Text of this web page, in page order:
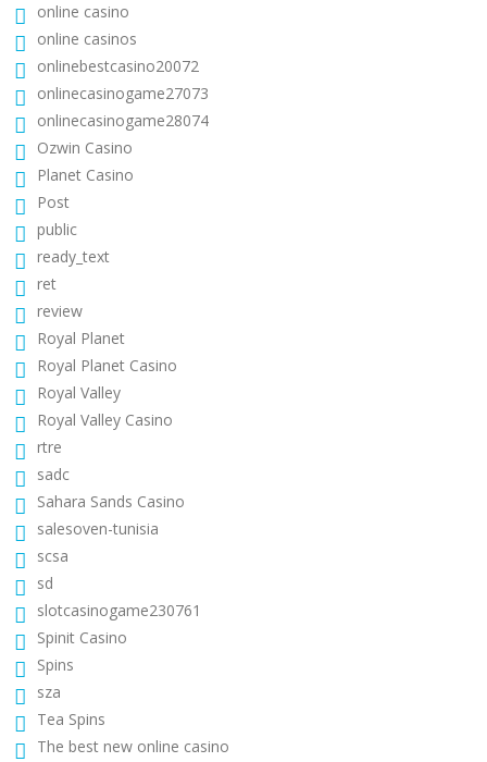
online casino
online casinos
onlinebestcasino20072
onlinecasinogame27073
onlinecasinogame28074
Ozwin Casino
Planet Casino
Post
public
ready_text
ret
review
Royal Planet
Royal Planet Casino
Royal Valley
Royal Valley Casino
rtre
sadc
Sahara Sands Casino
salesoven-tunisia
scsa
sd
slotcasinogame230761
Spinit Casino
Spins
sza
Tea Spins
The best new online casino